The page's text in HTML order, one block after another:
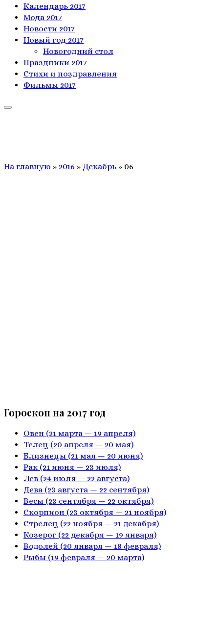
Календарь 2017
Мода 2017
Новости 2017
Новый год 2017
Новогодний стол
Праздники 2017
Стихи и поздравления
Фильмы 2017
На главную » 2016 » Декабрь » 06
Гороскоп на 2017 год
Овен (21 марта — 19 апреля)
Телец (20 апреля — 20 мая)
Близнецы (21 мая — 20 июня)
Рак (21 июня — 23 июля)
Лев (24 июля — 22 августа)
Дева (23 августа — 22 сентября)
Весы (23 сентября — 22 октября)
Скорпион (23 октября — 21 ноября)
Стрелец (22 ноября — 21 декабря)
Козерог (22 декабря — 19 января)
Водолей (20 января — 18 февраля)
Рыбы (19 февраля — 20 марта)